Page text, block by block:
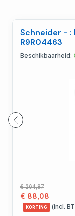
Schneider - :
R9R04463
Beschikbaarheid:
€ 204,87
€ 88,08
KORTING (incl.